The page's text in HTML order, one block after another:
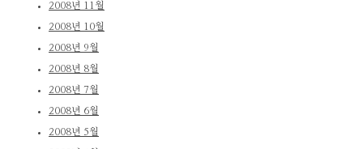
2008년 11월
2008년 10월
2008년 9월
2008년 8월
2008년 7월
2008년 6월
2008년 5월